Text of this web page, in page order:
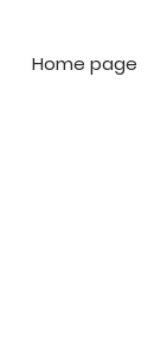
Home page